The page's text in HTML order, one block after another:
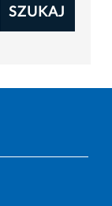
SZUKAJ